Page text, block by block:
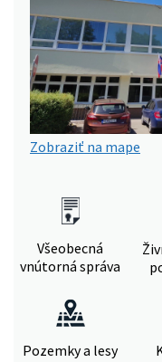
Zobraziť na mape
Všeobecná
vnútorná správa
Pozemky a lesy